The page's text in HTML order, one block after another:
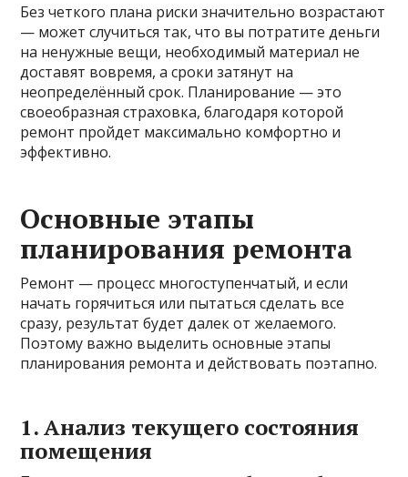
Без четкого плана риски значительно возрастают
— может случиться так, что вы потратите деньги
на ненужные вещи, необходимый материал не
доставят вовремя, а сроки затянут на
неопределённый срок. Планирование — это
своеобразная страховка, благодаря которой
ремонт пройдет максимально комфортно и
эффективно.
Основные этапы
планирования ремонта
Ремонт — процесс многоступенчатый, и если
начать горячиться или пытаться сделать все
сразу, результат будет далек от желаемого.
Поэтому важно выделить основные этапы
планирования ремонта и действовать поэтапно.
1. Анализ текущего состояния
помещения